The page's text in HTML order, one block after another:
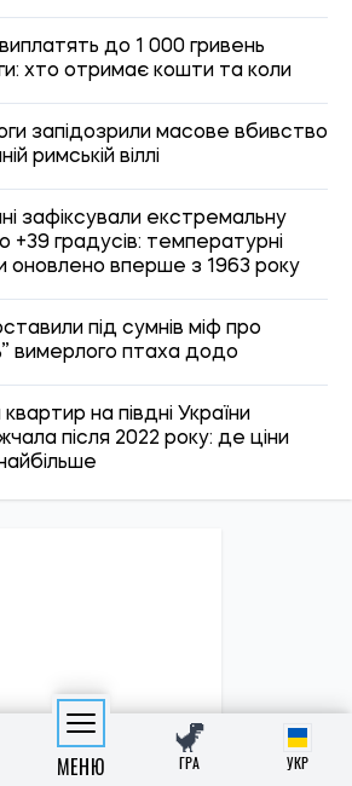
до 1 000 гривень
хто отримає кошти та коли
запідозрили масове вбивство
римській віллі
зафіксували екстремальну
+39 градусів: температурні
оновлено вперше з 1963 року
під сумнів міф про
вимерлого птаха додо
на півдні України
після 2022 року: де ціни
МЕНЮ ГРА УКР